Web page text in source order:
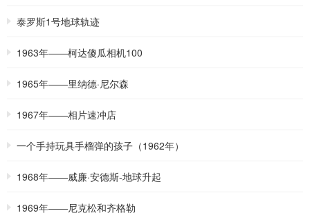
泰罗斯1号地球轨迹
1963年——柯达傻瓜相机100
1965年——里纳德·尼尔森
1967年——相片速冲店
一个手持玩具手榴弹的孩子（1962年）
1968年——威廉·安德斯-地球升起
1969年——尼克松和齐格勒